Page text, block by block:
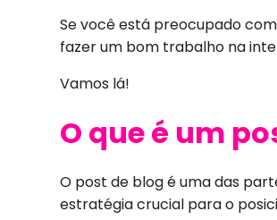
Se você está preocupado
fazer um bom trabalho na
Vamos lá!
O que é um
O post de blog é uma das
estratégia crucial para o